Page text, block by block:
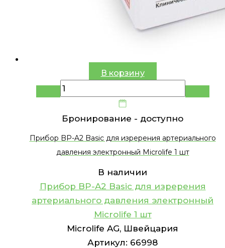
В корзину
Бронирование - доступно
Прибор BP-A2 Basic для изререния артериального
давления электронный Microlife 1 шт
В наличии
Прибор BP-A2 Basic для изререния
артериального давления электронный
Microlife 1 шт
Microlife AG, Швейцария
Артикул: 66998